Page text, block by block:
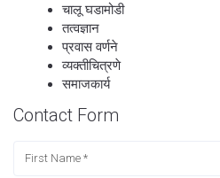
चालू घडामोडी
तत्वज्ञान
प्रवास वर्णने
व्यक्तीचित्रणे
समाजकार्य
Contact Form